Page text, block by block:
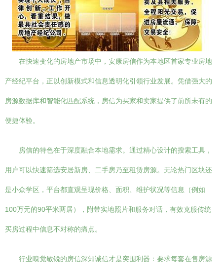
在快速变化的房地产市场中，安康房信作为本地区首家专业房地
产经纪平台，正以创新模式和信息透明化引领行业发展。凭借强大的
房源数据库和智能化匹配系统，房信为买家和卖家提供了前所未有的
便捷体验。
房信的特色在于深度融合本地需求。通过精心设计的搜索工具，
用户可以快速筛选安居新房、二手房乃至租赁房源。无论热门区块还
是小众学区，平台都直观呈现价格、面积、维护状况等信息（例如
100万元的90平米两居），附带实地照片和服务对话，有效克服传统
买房过程中信息不对称的痛点。
行业嗅觉敏锐的房信深知诚信才是突围利器：要求每套在售房源